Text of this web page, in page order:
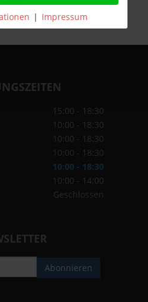
15:00 - 18:30
10:00 - 18:30
10:00 - 18:30
10:00 - 18:30
10:00 - 18:30
10:00 - 14:00
Geschlossen
Abonnieren
| Impressum